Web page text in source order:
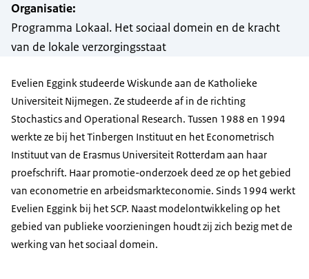
Organisatie:
Programma Lokaal. Het sociaal domein en de kracht
van de lokale verzorgingsstaat
Evelien Eggink studeerde Wiskunde aan de Katholieke
Universiteit Nijmegen. Ze studeerde af in de richting
Stochastics and Operational Research. Tussen 1988 en 1994
werkte ze bij het Tinbergen Instituut en het Econometrisch
Instituut van de Erasmus Universiteit Rotterdam aan haar
proefschrift. Haar promotie-onderzoek deed ze op het gebied
van econometrie en arbeidsmarkteconomie. Sinds 1994 werkt
Evelien Eggink bij het SCP. Naast modelontwikkeling op het
gebied van publieke voorzieningen houdt zij zich bezig met de
werking van het sociaal domein.